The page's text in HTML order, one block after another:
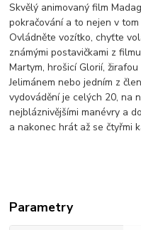
Skvělý animovaný film
pokračování a to nejen v
Ovládněte vozítko, chyťte
známými postavičkami z
Martym, hrošicí Glorií,
Jelimánem nebo jedním z
vydovádění je celých 20, na
nejbláznivějšími manévry a
a nakonec hrát až se čtyřmi
Parametry